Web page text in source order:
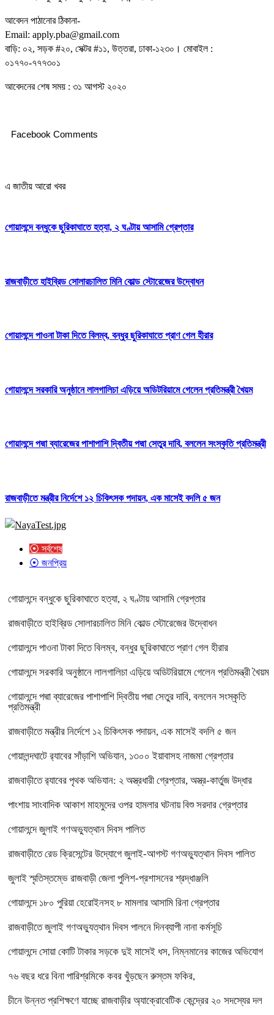
আবেদন পাঠানোর ঠিকানা-
Email: apply.pba@gmail.com
বাড়ি: ০২, সড়ক #২০, সেক্টর #১১, উত্তরা, ঢাকা-১২৩০। মোবাইল :
০১৭৭০-৭৭৭৩০১
আবেদনের শেষ সময় : ৩১ আগস্ট ২০২০
Facebook Comments
এ জাতীয় আরো খবর
গোয়ালন্দে বন্ধুকে ছুরিকাঘাতে হত্যা, ২ ঘণ্টায় আসামি গ্রেপ্তার
রাজবাড়ীতে হাইব্রিড সোলারচালিত মিনি কোল্ড স্টোরেজের উদ্বোধন
গোয়ালন্দে পাওনা টাকা দিতে বিলম্ব, বন্ধুর ছুরিকাঘাতে প্রাণ গেল হীরার
গোয়ালন্দে সরকারি অনুষ্ঠানে লালগালিচা এড়িয়ে অডিটরিয়ামে গেলেন প্রতিমন্ত্রী খৈয়ম
গোয়ালন্দে পদ্মা ব্যারেজের পাশাপাশি দ্বিতীয় পদ্মা সেতুর দাবি, বললেন সংস্কৃতি প্রতিমন্ত্রী
রাজবাড়ীতে মন্ত্রীর নির্দেশে ১২ চিকিৎসক পদায়ন, এক মাসেই বদলি ৫ জন
⦿ সর্বশেষ
⦿ জনপ্রিয়
গোয়ালন্দে বন্ধুকে ছুরিকাঘাতে হত্যা, ২ ঘণ্টায় আসামি গ্রেপ্তার
রাজবাড়ীতে হাইব্রিড সোলারচালিত মিনি কোল্ড স্টোরেজের উদ্বোধন
গোয়ালন্দে পাওনা টাকা দিতে বিলম্ব, বন্ধুর ছুরিকাঘাতে প্রাণ গেল হীরার
গোয়ালন্দে সরকারি অনুষ্ঠানে লালগালিচা এড়িয়ে অডিটরিয়ামে গেলেন প্রতিমন্ত্রী খৈয়ম
গোয়ালন্দে পদ্মা ব্যারেজের পাশাপাশি দ্বিতীয় পদ্মা সেতুর দাবি, বললেন সংস্কৃতি
প্রতিমন্ত্রী
রাজবাড়ীতে মন্ত্রীর নির্দেশে ১২ চিকিৎসক পদায়ন, এক মাসেই বদলি ৫ জন
গোয়ালন্দঘাটে র‌্যাবের সাঁড়াশি অভিযান, ১৩০০ ইয়াবাসহ নাজমা গ্রেপ্তার
রাজবাড়ীতে র‌্যাবের পৃথক অভিযান: ২ অস্ত্রধারী গ্রেপ্তার, অস্ত্র-কার্তুজ উদ্ধার
পাংশায় সাংবাদিক আকাশ মাহমুদের ওপর হামলার ঘটনায় বিশু সরদার গ্রেপ্তার
গোয়ালন্দে জুলাই গণঅভ্যুত্থান দিবস পালিত
রাজবাড়ীতে রেড ক্রিসেন্টের উদ্যোগে জুলাই-আগস্ট গণঅভ্যুত্থান দিবস পালিত
জুলাই স্মৃতিস্তম্ভে রাজবাড়ী জেলা পুলিশ-প্রশাসনের শ্রদ্ধাঞ্জলি
গোয়ালন্দে ১৮০ পুরিয়া হেরোইনসহ ৮ মামলার আসামি রিনা গ্রেপ্তার
রাজবাড়ীতে জুলাই গণঅভ্যুত্থান দিবস পালনে দিনব্যাপী নানা কর্মসূচি
গোয়ালন্দে সোয়া কোটি টাকার সড়কে দুই মাসেই ধস, নিম্নমানের কাজের অভিযোগ
৭৬ বছর ধরে বিনা পারিশ্রমিকে কবর খুঁড়ছেন রুস্তম ফকির,
চীনে উন্নত প্রশিক্ষণে যাচ্ছে রাজবাড়ীর অ্যাক্রোবেটিক কেন্দ্রের ২০ সদস্যের দল